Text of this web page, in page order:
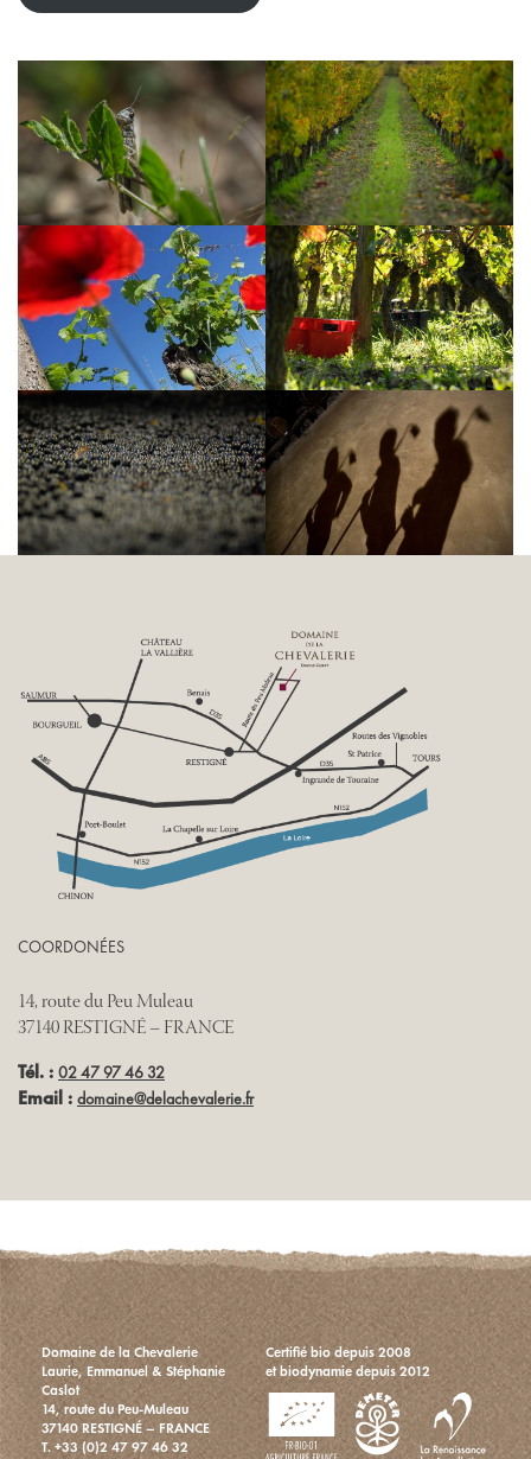
COORDONÉES
14, route du Peu Muleau
37140 RESTIGNÉ – FRANCE
Tél. : 02 47 97 46 32
Email : domaine@delachevalerie.fr
Domaine de la Chevalerie
Laurie, Emmanuel & Stéphanie
Caslot
14, route du Peu-Muleau
37140 RESTIGNÉ – FRANCE
T.+33 (0)2 47 97 46 32
Certifié bio depuis 2008
et biodynamie depuis 2012